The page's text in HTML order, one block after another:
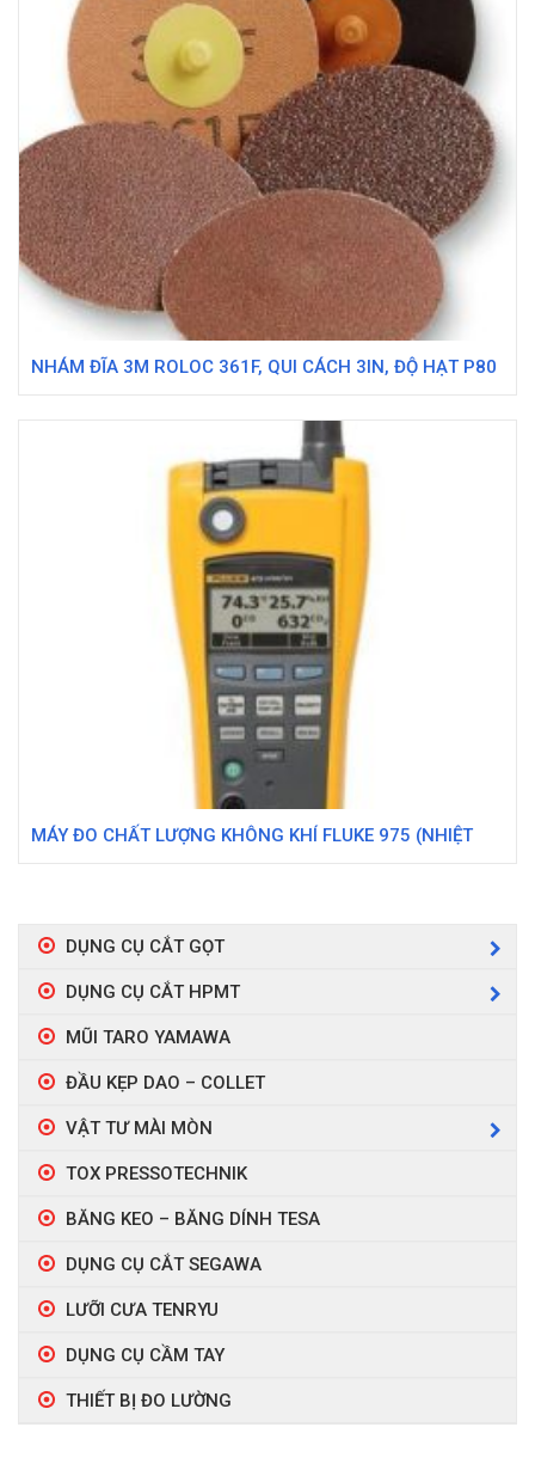
NHÁM ĐĨA 3M ROLOC 361F, QUI CÁCH 3IN, ĐỘ HẠT P80
MÁY ĐO CHẤT LƯỢNG KHÔNG KHÍ FLUKE 975 (NHIỆT
DỤNG CỤ CẮT GỌT
DỤNG CỤ CẮT HPMT
MŨI TARO YAMAWA
ĐẦU KẸP DAO – COLLET
VẬT TƯ MÀI MÒN
TOX PRESSOTECHNIK
BĂNG KEO – BĂNG DÍNH TESA
DỤNG CỤ CẮT SEGAWA
LƯỠI CƯA TENRYU
DỤNG CỤ CẦM TAY
THIẾT BỊ ĐO LƯỜNG